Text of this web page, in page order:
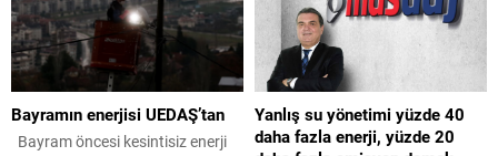
Bayramın enerjisi UEDAŞ’tan
Bayram öncesi kesintisiz enerji
Yanlış su yönetimi yüzde 40
daha fazla enerji, yüzde 20